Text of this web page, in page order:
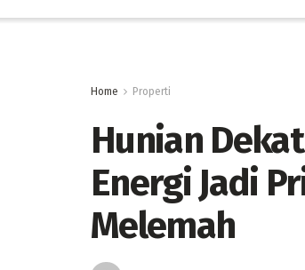
Home Properti
Hunian
Energi Jadi
Melemah